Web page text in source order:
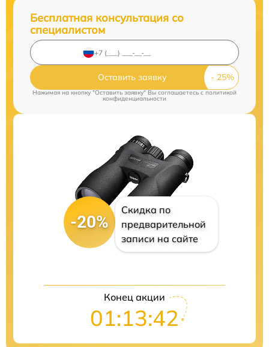
Бесплатная консультация со
специалистом
Оставить заявку
Нажимая на кнопку "Оставить заявку" Вы соглашаетесь cполитикой
конфиденциальности
-20%
Скидка по
предварительной
записи на сайте
Конец акции
01:13:41